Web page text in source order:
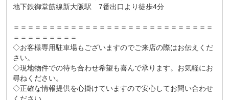
地下鉄御堂筋線新大阪駅 7番出口より徒歩4分
＝＝＝＝＝＝＝＝＝＝＝＝＝＝＝＝＝＝＝＝＝＝＝＝＝＝＝＝
＝＝＝＝＝＝＝＝＝
◇お客様専用駐車場もございますのでご来店の際はお伝えくだ
さい。
◇現地物件での待ち合わせ希望も喜んで承ります。お気軽にお
尋ねください。
◇正確な情報提供を心掛けていますので安心してお問い合わせ